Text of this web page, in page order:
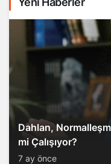
Dahlan,
mi Çalışıyor?
7 ay önce